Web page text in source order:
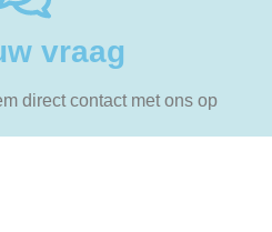
vraag
direct contact met ons op